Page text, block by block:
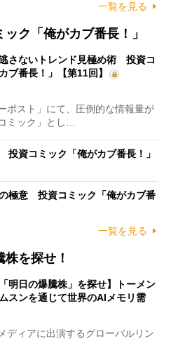
一覧を見る
ク「俺がカブ番長！」
逃さないトレンド見極め術 投資コ
ブ番長！」【第11回】
スト」にて、圧倒的な情報量が
ミック」とし…
資コミック「俺がカブ番長！」
極意 投資コミック「俺がカブ番
一覧を見る
を探せ！
明日の爆騰株」を探せ】トーメン
スンを通じて世界のAIメモリ需
ィアに出演するグローバルリン